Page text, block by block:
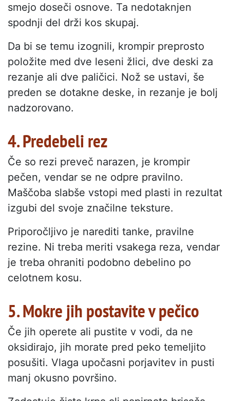
smejo doseči osnove. Ta nedotaknjen
spodnji del drži kos skupaj.
Da bi se temu izognili, krompir preprosto
položite med dve leseni žlici, dve deski za
rezanje ali dve paličici. Nož se ustavi, še
preden se dotakne deske, in rezanje je bolj
nadzorovano.
4. Predebeli rez
Če so rezi preveč narazen, je krompir
pečen, vendar se ne odpre pravilno.
Maščoba slabše vstopi med plasti in rezultat
izgubi del svoje značilne teksture.
Priporočljivo je narediti tanke, pravilne
rezine. Ni treba meriti vsakega reza, vendar
je treba ohraniti podobno debelino po
celotnem kosu.
5. Mokre jih postavite v pečico
Če jih operete ali pustite v vodi, da ne
oksidirajo, jih morate pred peko temeljito
posušiti. Vlaga upočasni porjavitev in pusti
manj okusno površino.